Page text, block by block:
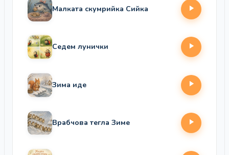
Малката скумрийка Сийка
Седем лунички
Зима иде
Врабчова тегла Зиме